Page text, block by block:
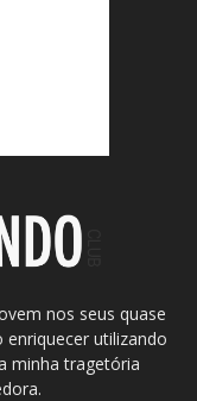
nos seus quase
utilizando
minha tragetória